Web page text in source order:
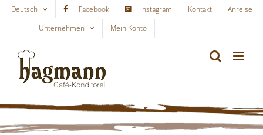
Skip
content
Deutsch Facebook Instagram Kontakt
Anreise
Unternehmen
Mein Konto